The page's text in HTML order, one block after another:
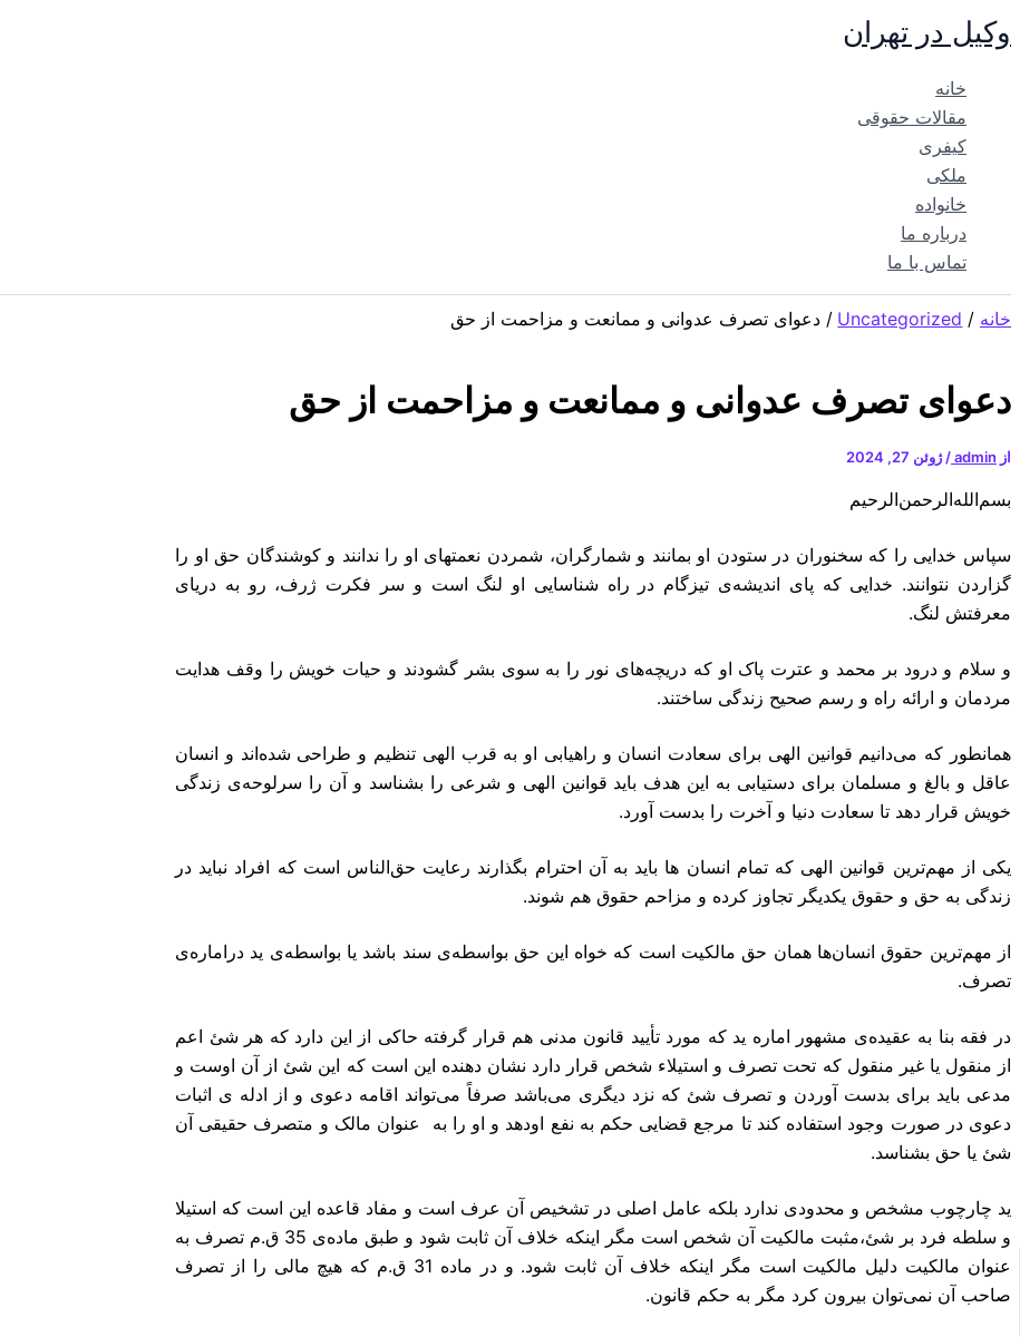
پرش
به
وکیل در تهران
خانه
مقالات حقوقی
کیفری
ملکی
خانواده
درباره ما
تماس با ما
خانه Uncategorized دعوای تصرف عدوانی و ممانعت و مزاحمت از حق
دعوای تصرف عدوانی و ممانعت و مزاحمت از حق
از admin
/ژوئن 27, 2024
بسم‌الله‌الرحمن‌الرحیم
سپاس خدایی را که سخنوران در ستودن او بمانند و شمارگران، شمردن نعمتهای او را ندانند و کوشندگان حق او را
گزاردن نتوانند. خدایی که پای اندیشه‌ی تیزگام در راه شناسایی او لنگ است و سر فکرت ژرف، رو به دریای
معرفتش لنگ.
و سلام و درود بر محمد و عترت پاک او که دریچه‌های نور را به سوی بشر گشودند و حیات خویش را وقف هدایت
مردمان و ارائه راه و رسم صحیح زندگی ساختند.
همانطور که می‌دانیم قوانین الهی برای سعادت انسان و راهیابی او به قرب الهی تنظیم و طراحی شده‌اند و انسان
عاقل و بالغ و مسلمان برای دستیابی به این هدف باید قوانین الهی و شرعی را بشناسد و آن را سرلوحه‌ی زندگی
خویش قرار دهد تا سعادت دنیا و آخرت را بدست آورد.
یکی از مهم‌ترین قوانین الهی که تمام انسان ‌ها باید به آن احترام بگذارند رعایت حق‌الناس است که افراد نباید در
زندگی به حق و حقوق یکدیگر تجاوز کرده و مزاحم حقوق هم شوند.
از مهم‌ترین حقوق انسان‌ها همان حق مالکیت است که خواه این حق بواسطه‌ی سند باشد یا بواسطه‌ی ید دراماره‌ی
تصرف.
در فقه بنا به عقیده‌ی مشهور اماره ید که مورد تأیید قانون مدنی هم قرار گرفته حاکی از این دارد که هر شئ اعم
از منقول یا غیر منقول که تحت تصرف و استیلاء شخص قرار دارد نشان دهنده این است که این شئ از آن اوست و
مدعی باید برای بدست آوردن و تصرف شئ که نزد دیگری می‌باشد صرفاً می‌تواند اقامه دعوی و از ادله ی اثبات
دعوی در صورت وجود استفاده کند تا مرجع قضایی حکم به نفع اودهد و او را به عنوان مالک و متصرف حقیقی آن
شئ یا حق بشناسد.
ید چارچوب مشخص و محدودی ندارد بلکه عامل اصلی در تشخیص آن عرف است و مفاد قاعده این است که استیلا
و سلطه فرد بر شئ،مثبت مالکیت آن شخص است مگر اینکه خلاف آن ثابت شود و طبق ماده‌ی 35 ق.م تصرف به
عنوان مالکیت دلیل مالکیت است مگر اینکه خلاف آن ثابت شود. و در ماده 31 ق.م که هیچ مالی را از تصرف
صاحب آن نمی‌توان بیرون کرد مگر به حکم قانون.